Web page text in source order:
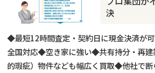
決
◆最短12時間査定・契約日に現金決済が
全国対応◆空き家に強い◆共有持分・再建
的瑕疵）物件なども幅広く買取◆他社で断